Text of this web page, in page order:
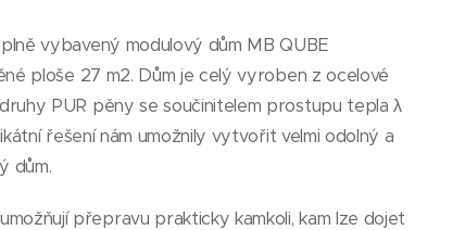
vybavený modulový dům MB QUBE
ploše 27 m2. Dům je celý vyroben z ocelové
PUR pěny se součinitelem prostupu tepla λ
řešení nám umožnily vytvořit velmi odolný a
dům.
přepravu prakticky kamkoli, kam lze dojet